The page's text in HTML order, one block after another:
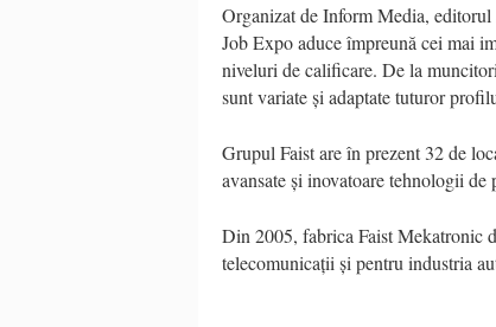
Organizat de Inform Media,
Job Expo aduce împreună cei mai
niveluri de calificare. De la
sunt variate și adaptate tuturor
Grupul Faist are în prezent 32 de
avansate și inovatoare tehnologii de
Din 2005, fabrica Faist Mekatronic
telecomunicații și pentru industria